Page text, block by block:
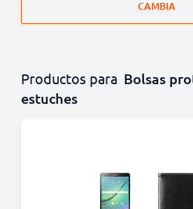
CAMBIA
Productos para Bolsas
estuches